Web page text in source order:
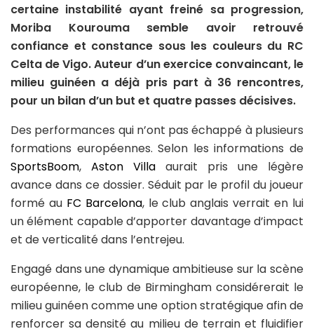
certaine instabilité ayant freiné sa progression,
Moriba Kourouma semble avoir retrouvé
confiance et constance sous les couleurs du RC
Celta de Vigo. Auteur d’un exercice convaincant, le
milieu guinéen a déjà pris part à 36 rencontres,
pour un bilan d’un but et quatre passes décisives.
Des performances qui n’ont pas échappé à plusieurs
formations européennes. Selon les informations de
SportsBoom, Aston Villa aurait pris une légère
avance dans ce dossier. Séduit par le profil du joueur
formé au FC Barcelona, le club anglais verrait en lui
un élément capable d’apporter davantage d’impact
et de verticalité dans l’entrejeu.
Engagé dans une dynamique ambitieuse sur la scène
européenne, le club de Birmingham considérerait le
milieu guinéen comme une option stratégique afin de
renforcer sa densité au milieu de terrain et fluidifier